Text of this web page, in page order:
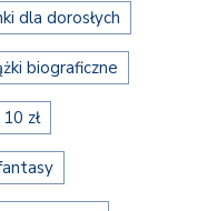
dla dorosłych
biograficzne
zł